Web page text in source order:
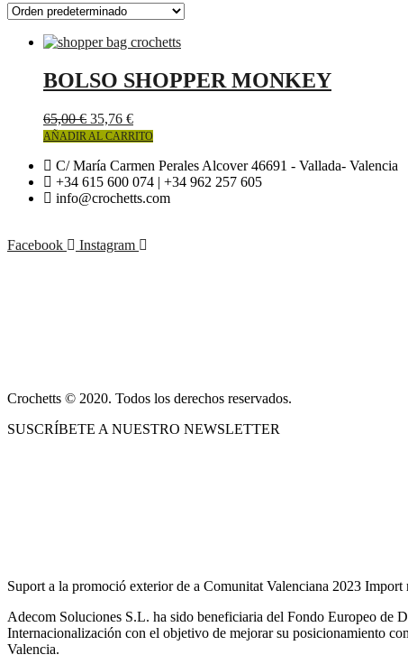
BOLSO SHOPPER MONKEY
65,00€ 35,76 €
AÑADIR AL CARRITO
C/ María Carmen Perales Alcover 46691 - Vallada- Valencia
+34 615 600 074 | +34 962 257 605
info@crochetts.com
Facebook
Instagram
Crochetts © 2020. Todos los derechos reservados.
SUSCRÍBETE A NUESTRO NEWSLETTER
Suport a la promoció exterior de a Comunitat Valenciana 2023 Import
Adecom Soluciones S.L. ha sido beneficiaria del Fondo Europeo de
Internacionalización con el objetivo de mejorar su posicionamiento
Valencia.